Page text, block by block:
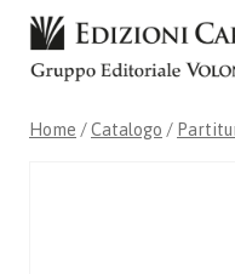
Salta
contenuto
Home /Catalogo /